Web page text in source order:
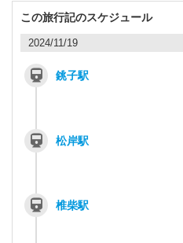
この旅行記のスケジュール
2024/11/19
銚子駅
松岸駅
椎柴駅